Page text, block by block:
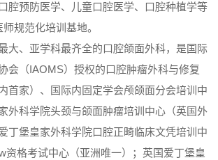
腔预防医学、儿童口腔医学、口腔种植学等
规范化培训基地。
大、亚学科最齐全的口腔颌面外科，是国际
会（IAOMS）授权的口腔肿瘤外科与修复
首家）、国际内固定学会颅颌面分会培训中
外科学院头颈与颌面肿瘤培训中心（英国外
丁堡皇家外科学院口腔正畸临床文凭培训中
资格考试中心（亚洲唯一）；英国爱丁堡皇